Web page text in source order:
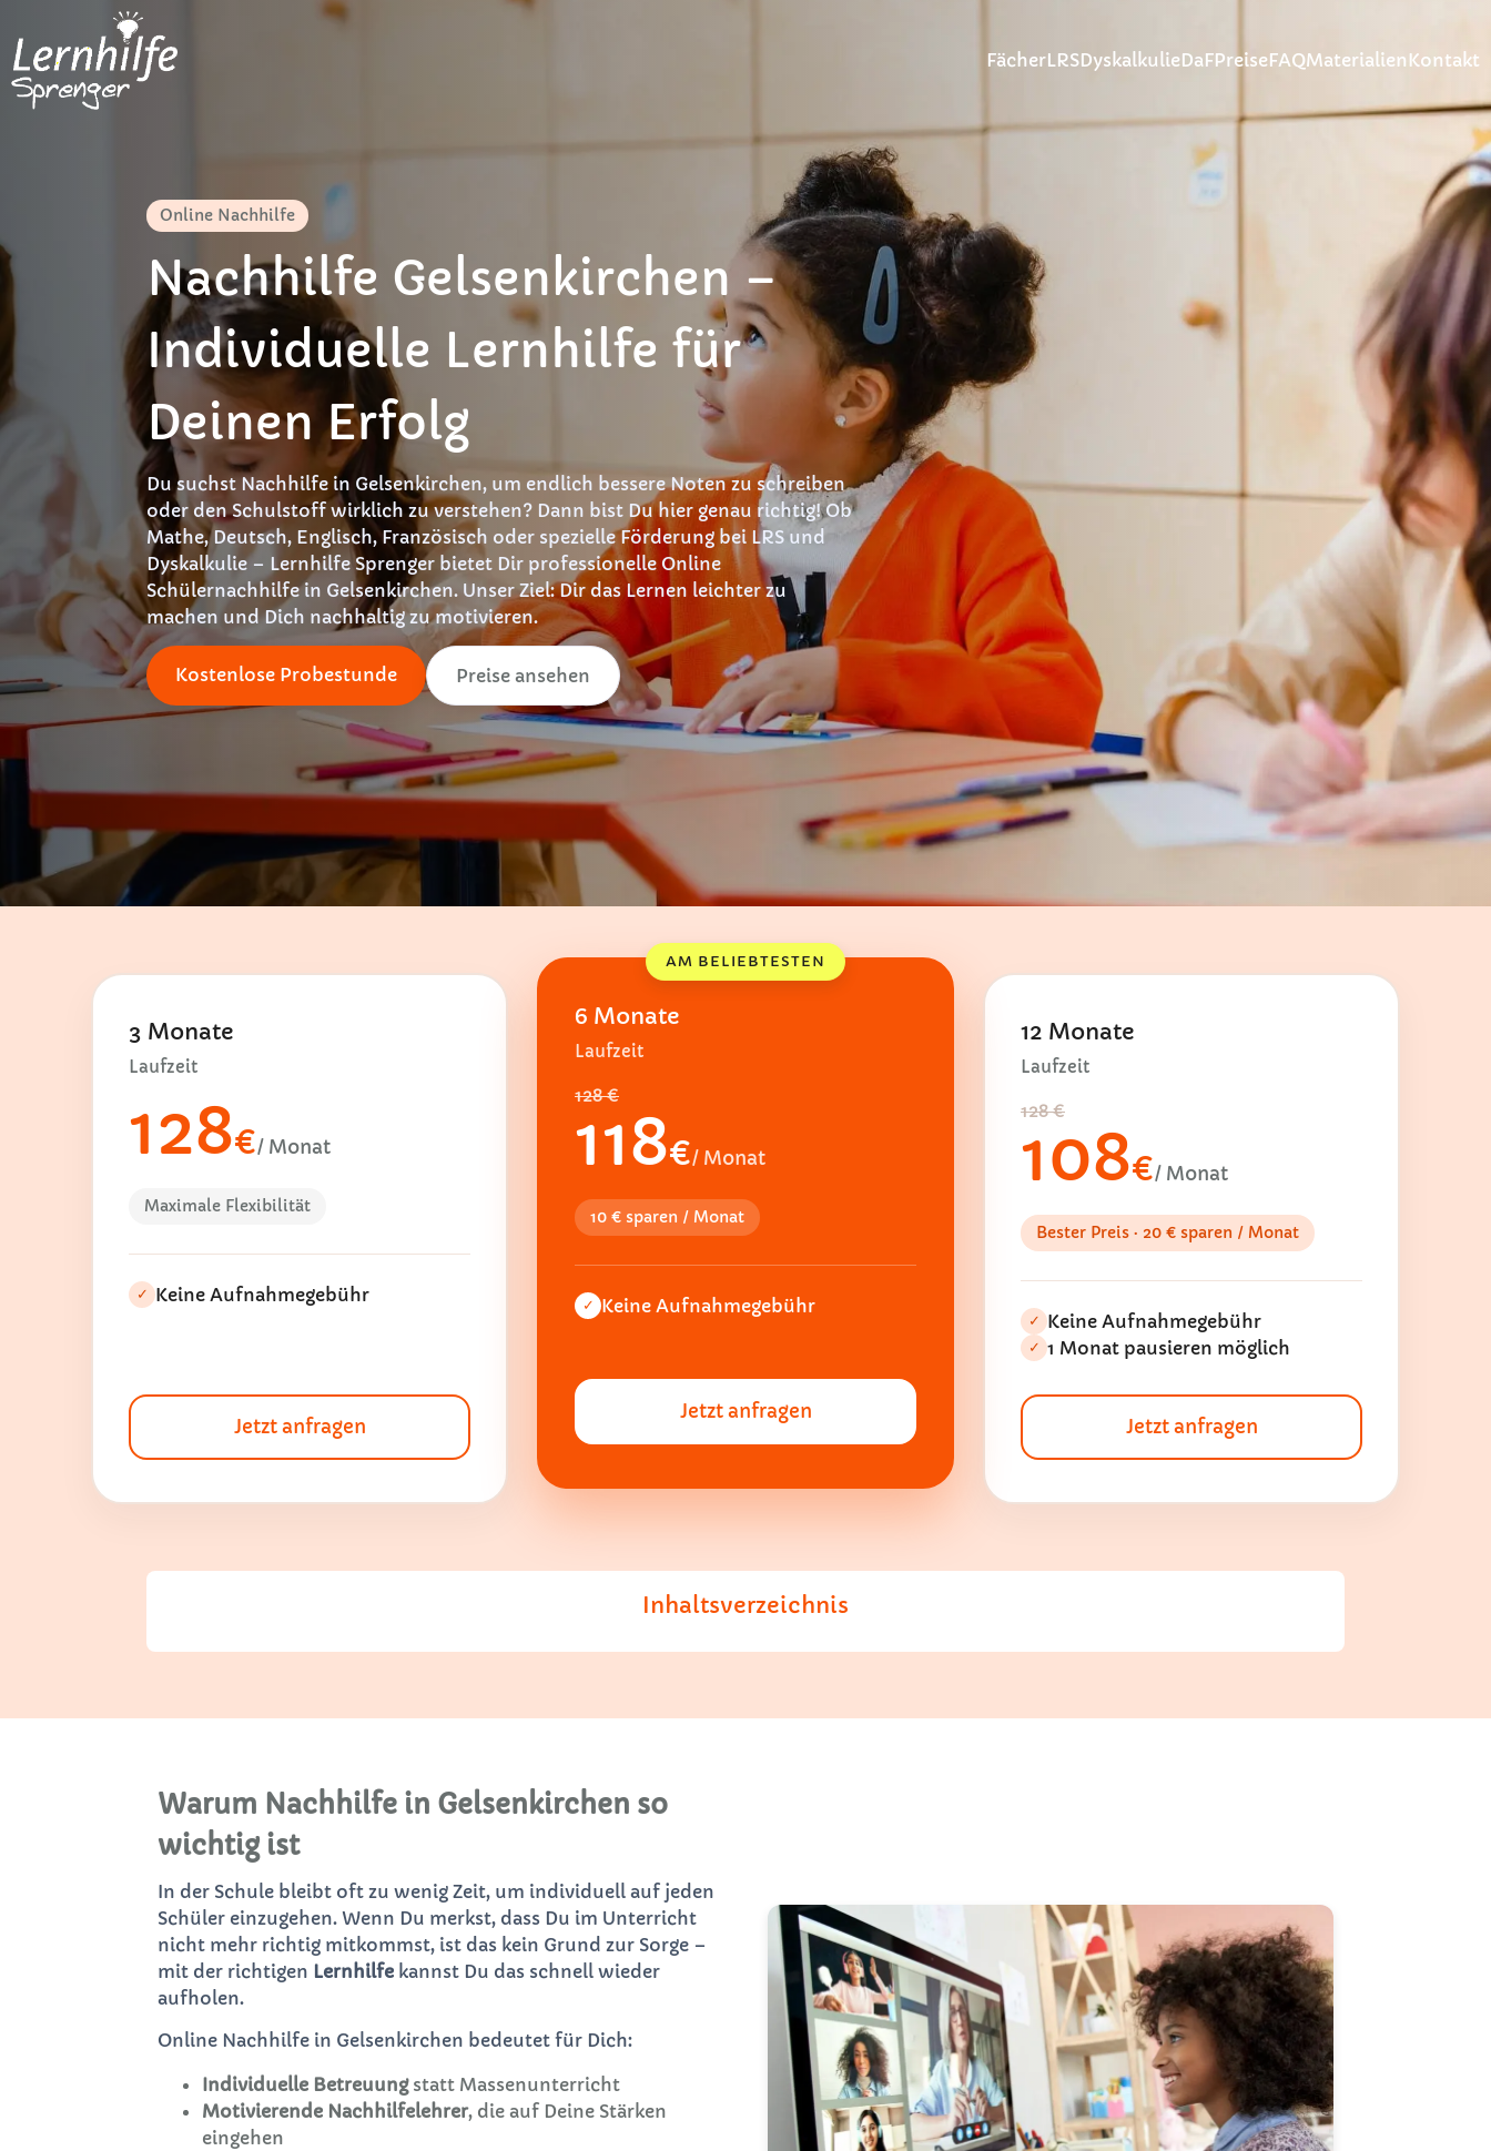
FächerLRSDyskalkulieDaFPreiseFAQMaterialien Kontakt
Online Nachhilfe
Nachhilfe Gelsenkirchen –
Individuelle Lernhilfe für
Deinen Erfolg
Du suchst Nachhilfe in Gelsenkirchen, um endlich bessere Noten zu schreiben
oder den Schulstoff wirklich zu verstehen? Dann bist Du hier genau richtig! Ob
Mathe, Deutsch, Englisch, Französisch oder spezielle Förderung bei LRS und
Dyskalkulie – Lernhilfe Sprenger bietet Dir professionelle Online
Schülernachhilfe in Gelsenkirchen. Unser Ziel: Dir das Lernen leichter zu
machen und Dich nachhaltig zu motivieren.
Kostenlose Probestunde Preise ansehen
3 Monate
Laufzeit
128€/ Monat
Maximale Flexibilität
✓ Keine Aufnahmegebühr
Jetzt anfragen
AM BELIEBTESTEN
6 Monate
Laufzeit
128 €
118€/ Monat
10 € sparen / Monat
✓ Keine Aufnahmegebühr
Jetzt anfragen
12 Monate
Laufzeit
128 €
108€/ Monat
Bester Preis · 20 € sparen / Monat
✓ Keine Aufnahmegebühr
✓ 1 Monat pausieren möglich
Jetzt anfragen
Inhaltsverzeichnis
Warum Nachhilfe in Gelsenkirchen so
wichtig ist
In der Schule bleibt oft zu wenig Zeit, um individuell auf jeden
Schüler einzugehen. Wenn Du merkst, dass Du im Unterricht
nicht mehr richtig mitkommst, ist das kein Grund zur Sorge –
mit der richtigen Lernhilfe kannst Du das schnell wieder
aufholen.
Online Nachhilfe in Gelsenkirchen bedeutet für Dich:
Individuelle Betreuungstatt Massenunterricht
Motivierende Nachhilfelehrer, die auf Deine Stärken
eingehen